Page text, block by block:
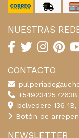
NUESTRAS
CONTACTO
+5492342572638
belvedere 136
Botón de
NEWSLETTER